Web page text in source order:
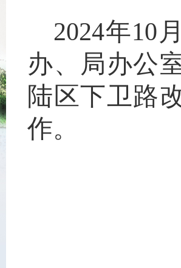
2024年10
办、局办公
陆区下卫路
作。